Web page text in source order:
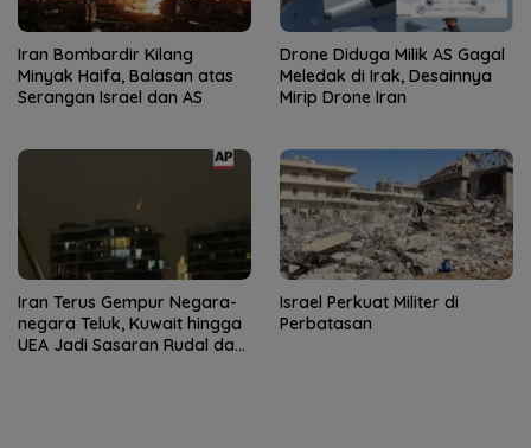
Iran Bombardir Kilang
Minyak Haifa, Balasan atas
Serangan Israel dan AS
Drone Diduga Milik AS Gagal
Meledak di Irak, Desainnya
Mirip Drone Iran
Iran Terus Gempur Negara-
negara Teluk, Kuwait hingga
UEA Jadi Sasaran Rudal dan
Israel Perkuat Militer di
Perbatasan